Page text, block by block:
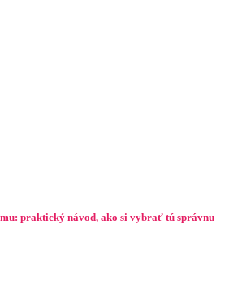
praktický návod, ako si vybrať tú správnu